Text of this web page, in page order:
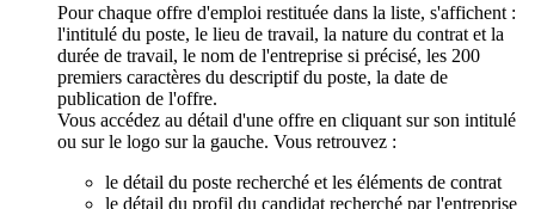
Pour chaque offre d'emploi restituée dans la liste, s'affichent :
l'intitulé du poste, le lieu de travail, la nature du contrat et la
durée de travail, le nom de l'entreprise si précisé, les 200
premiers caractères du descriptif du poste, la date de
publication de l'offre.
Vous accédez au détail d'une offre en cliquant sur son intitulé
ou sur le logo sur la gauche. Vous retrouvez :
le détail du poste recherché et les éléments de contrat
le détail du profil du candidat recherché par l'entreprise